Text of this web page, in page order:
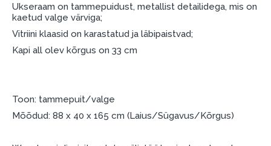
kes on märgitud krediidi saamise lepingus.
Lisateave:
Enne krediidi vormistamist palun tutvuge
Finantsvastutus:
Laenake vastutustundlikult! Enne laenamist
Ukseraam on tammepuidust, metallist detailidega, mis on
kaetud valge värviga;
Vitriini klaasid on karastatud ja läbipaistvad;
Kapi all olev kõrgus on 33 cm
Toon: tammepuit/valge
Mõõdud: 88 x 40 x 165 cm (Laius/Sügavus/Kõrgus)